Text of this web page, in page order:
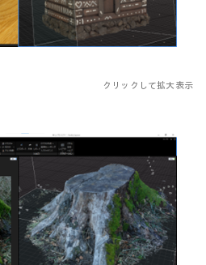
クリックして拡大表示